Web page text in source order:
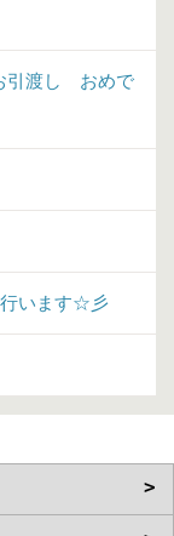
渡し おめで
行います☆彡